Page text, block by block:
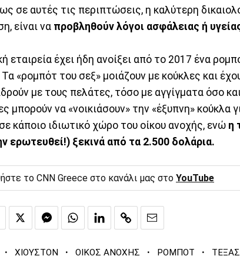
σε αυτές τις περιπτώσεις, η καλύτερη
είναι να προβληθούν λόγοι ασφάλειας ή
εταιρεία έχει ήδη ανοίξει από το 2017 ένα
«ρομπότ του σεξ» μοιάζουν με κούκλες και
με τους πελάτες, τόσο με αγγίγματα όσο
μπορούν να «νοικιάσουν» την «έξυπνη»
κάποιο ιδιωτικό χώρο του οίκου ανοχής, ενώ η
ερωτευθεί!) ξεκινά από τα 2.500 δολάρια.
το CNN Greece στο κανάλι μας στο YouTube
· ΧΙΟΥΣΤΟΝ · ΟΙΚΟΣ ΑΝΟΧΗΣ · ΡΟΜΠΟΤ · ΤΕΞΑΣ